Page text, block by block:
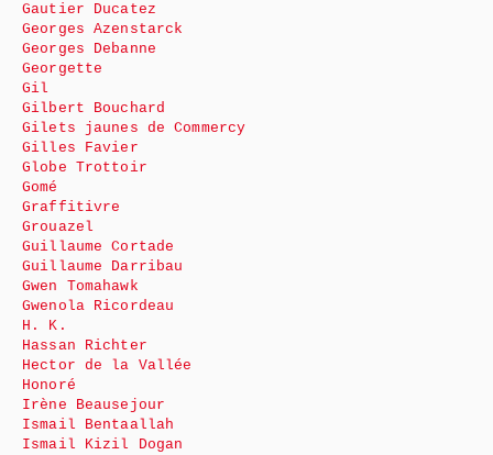
Gautier Ducatez
Georges Azenstarck
Georges Debanne
Georgette
Gil
Gilbert Bouchard
Gilets jaunes de Commercy
Gilles Favier
Globe Trottoir
Gomé
Graffitivre
Grouazel
Guillaume Cortade
Guillaume Darribau
Gwen Tomahawk
Gwenola Ricordeau
H. K.
Hassan Richter
Hector de la Vallée
Honoré
Irène Beausejour
Ismail Bentaallah
Ismail Kizil Dogan